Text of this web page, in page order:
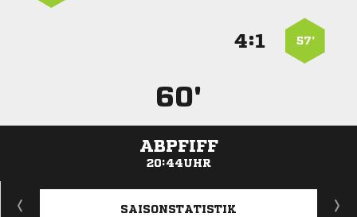
57’
:
60'
ABPFIFF
20:44UHR
ANZEIGE
SAISONSTATISTIK